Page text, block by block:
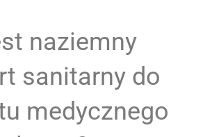
naziemny
sanitarny do
medycznego